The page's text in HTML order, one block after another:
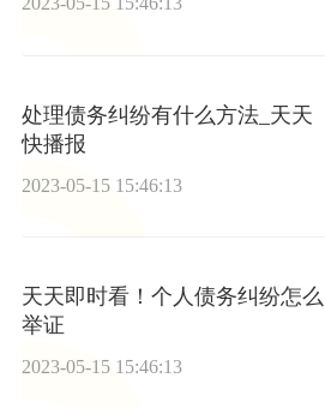
处理债务纠纷有什么方法_天天
快播报
2023-05-15 15:46:13
天天即时看！个人债务纠纷怎么
举证
2023-05-15 15:46:13